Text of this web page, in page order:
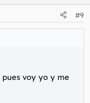
#9
voy yo y me